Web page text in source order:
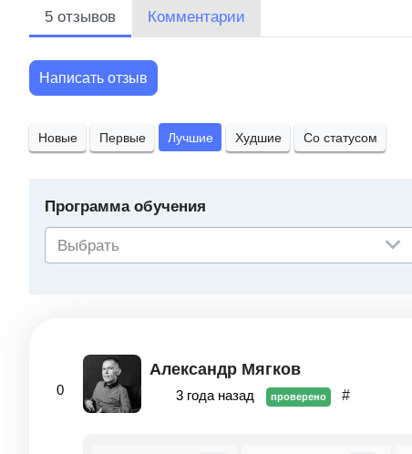
5 отзывов Комментарии
Написать отзыв
Новые Первые Лучшие Худшие Со статусом
Программа обучения
Выбрать
0
Александр Мягков
3 года назад проверено #